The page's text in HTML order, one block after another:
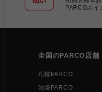
PARCOポイ
全国のPARCO店舗
札幌PARCO
池袋PARCO